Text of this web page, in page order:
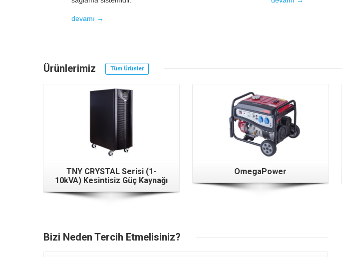
devamı →
Ürünlerimiz Tüm Ürünler
Details
TNY CRYSTAL Serisi (1-
10kVA) Kesintisiz Güç Kaynağı
OmegaPower
Bizi Neden Tercih Etmelisiniz?